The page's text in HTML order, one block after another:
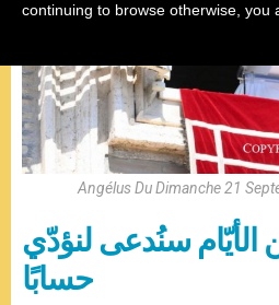
Angélus Du Dimanche 21
الأيّام سنُدعى لنؤدّي
حسابًا
continuing to browse otherwise, you